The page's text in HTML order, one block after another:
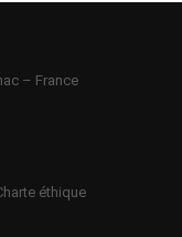
– France
éthique